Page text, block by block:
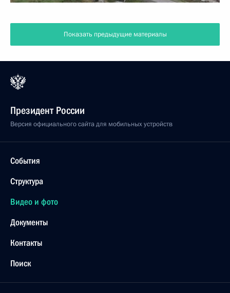
Показать предыдущие материалы
Президент России
Версия официального сайта для мобильных устройств
События
Структура
Видео и фото
Документы
Контакты
Поиск